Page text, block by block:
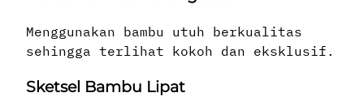
Menggunakan bambu utuh berkualitas
sehingga terlihat kokoh dan eksklusif.
Sketsel Bambu Lipat